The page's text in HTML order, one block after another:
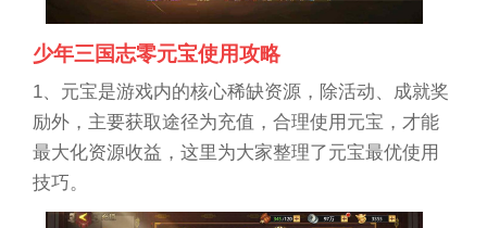
少年三国志零元宝使用攻略
1、元宝是游戏内的核心稀缺资源，除活动、成就奖
励外，主要获取途径为充值，合理使用元宝，才能
最大化资源收益，这里为大家整理了元宝最优使用
技巧。